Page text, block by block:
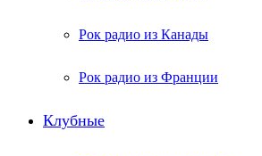
Рок радио из Канады
Рок радио из Франции
Клубные